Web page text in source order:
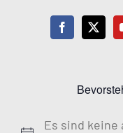
Es sind